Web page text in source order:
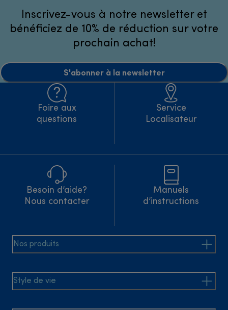
Inscrivez-vous à notre newsletter et
bénéficiez de 10% de réduction sur votre
prochain achat!
S'abonner à la newsletter
Foire aux
questions
Service
Localisateur
Besoin d’aide?
Nous contacter
Manuels
d’instructions
Nos produits
Style de vie